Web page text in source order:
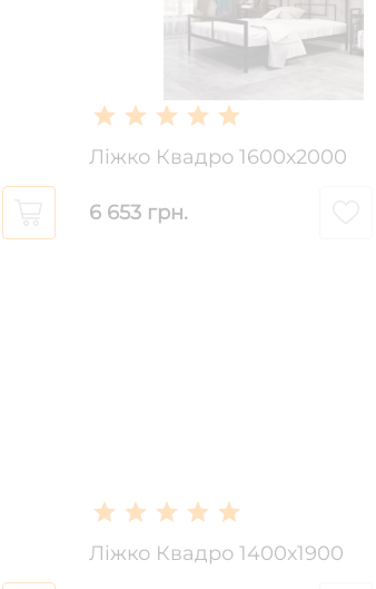
Ліжко Квадро 1600х2000
6 653 грн.
Ліжко Квадро 1400х1900